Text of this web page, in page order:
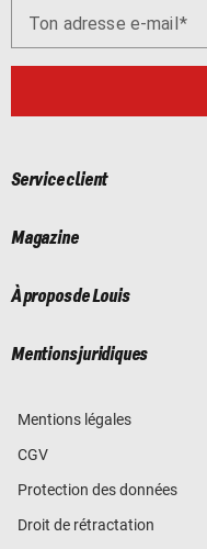
Ton adresse e-mail
Service client
Magazine
À propos de Louis
Mentions juridiques
Mentions légales
CGV
Protection des données
Droit de rétractation